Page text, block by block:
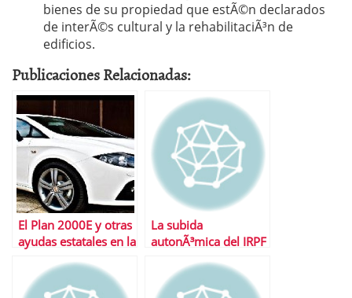
bienes de su propiedad que estÃ©n declarados
de interÃ©s cultural y la rehabilitaciÃ³n de
edificios.
Publicaciones Relacionadas:
El Plan 2000E y otras
ayudas estatales en la
renta
La subida
autonÃ³mica del IRPF